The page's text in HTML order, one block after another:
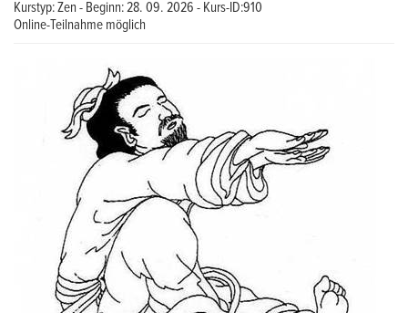
Kurstyp: Zen - Beginn: 28. 09. 2026 - Kurs-ID:910
Online-Teilnahme möglich